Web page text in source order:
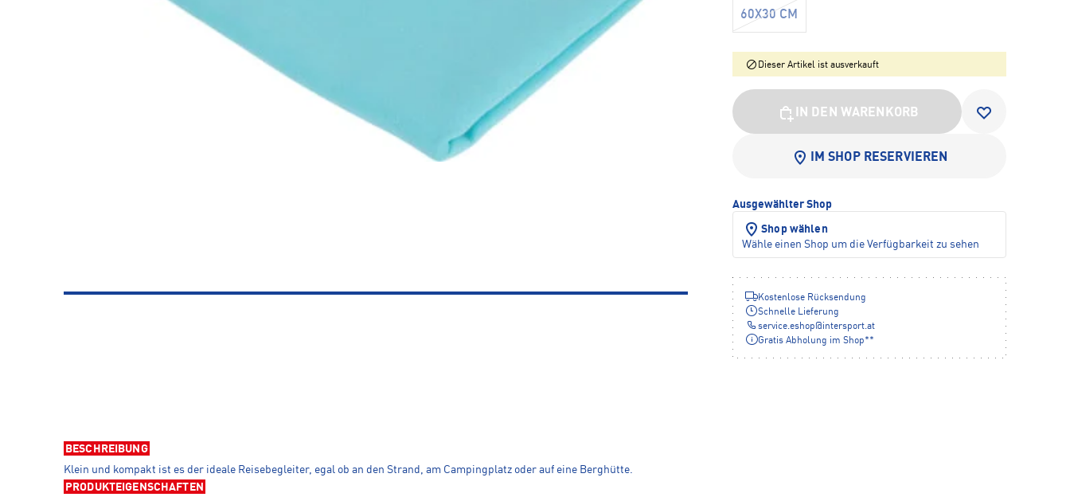
60X30 CM
Dieser Artikel ist ausverkauft
IN DEN WARENKORB
IM SHOP RESERVIEREN
Ausgewählter Shop
Shop wählen
Wähle einen Shop um die Verfügbarkeit zu sehen
Kostenlose Rücksendung
Schnelle Lieferung
service.eshop@intersport.at
Gratis Abholung im Shop**
BESCHREIBUNG
Klein und kompakt ist es der ideale Reisebegleiter, egal ob an den Strand, am Campingplatz oder auf eine Berghütte.
PRODUKTEIGENSCHAFTEN